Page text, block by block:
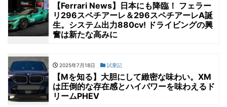
【Ferrari News】日本にも降臨！ フェラー
リ296スペチアーレ＆296スペチアーレA誕
生。システム出力880cv! ドライビングの興
奮は新たな高みに
2025年7月18日 試乗記
【Mを知る】大胆にして緻密な味わい。XM
は圧倒的な存在感とハイパワーを味わえるド
リームPHEV